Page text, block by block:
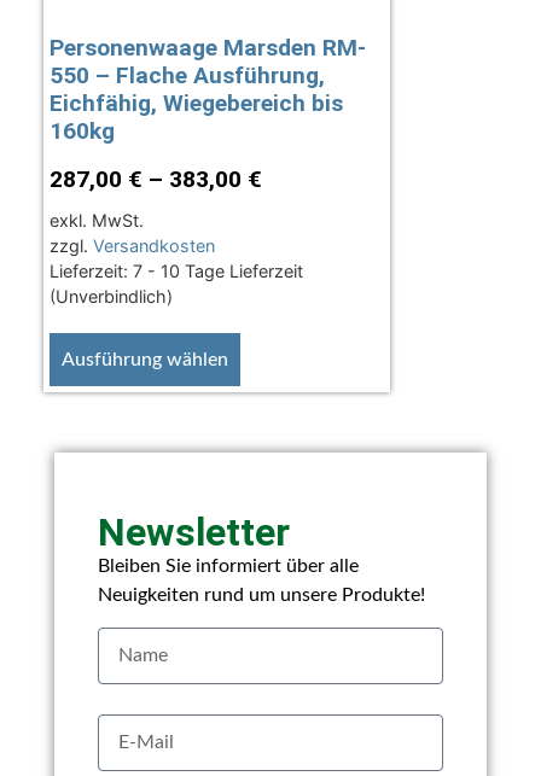
Personenwaage Marsden RM-
550 – Flache Ausführung,
Eichfähig, Wiegebereich bis
160kg
287,00 € – 383,00 €
exkl. MwSt.
zzgl. Versandkosten
Lieferzeit: 7 - 10 Tage Lieferzeit
(Unverbindlich)
Ausführung wählen
Newsletter
Bleiben Sie informiert über alle
Neuigkeiten rund um unsere Produkte!